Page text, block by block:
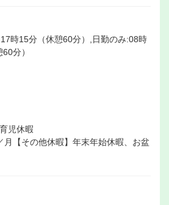
時15分（休憩60分）,日勤のみ:08時
分）
児休暇
月【その他休暇】年末年始休暇、お盆